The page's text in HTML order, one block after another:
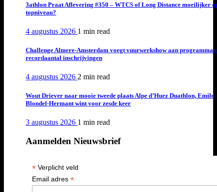
3athlon Praat Aflevering #350 – WTCS of Long Distance moeilijker
topniveau?
4 augustus 2026 1 min read
Challenge Almere-Amsterdam voegt vuurwerkshow aan programma
recordaantal inschrijvingen
4 augustus 2026 2 min read
Wout Driever naar mooie tweede plaats Alpe d’Huez Duathlon, Emile
Blondel-Hermant wint voor zesde keer
3 augustus 2026 1 min read
Aanmelden Nieuwsbrief
*Verplicht veld
Email adres *